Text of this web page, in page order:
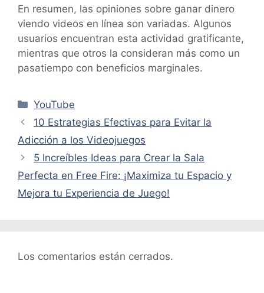
En resumen, las opiniones sobre ganar dinero
viendo videos en línea son variadas. Algunos
usuarios encuentran esta actividad gratificante,
mientras que otros la consideran más como un
pasatiempo con beneficios marginales.
Categorías
YouTube
10 Estrategias Efectivas para Evitar la
Adicción a los Videojuegos
5 Increíbles Ideas para Crear la Sala
Perfecta en Free Fire: ¡Maximiza tu Espacio y
Mejora tu Experiencia de Juego!
Los comentarios están cerrados.